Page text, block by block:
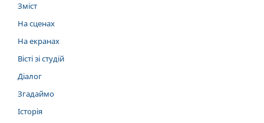
Зміст
На сценах
На екранах
Вісті зі студій
Діалог
Згадаймо
Історія